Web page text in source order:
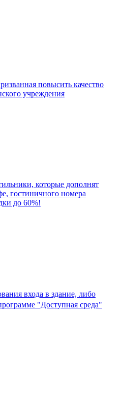
повысить качество
учреждения
которые дополнят
гостиничного номера
до 60%!
входа в здание, либо
"Доступная среда"